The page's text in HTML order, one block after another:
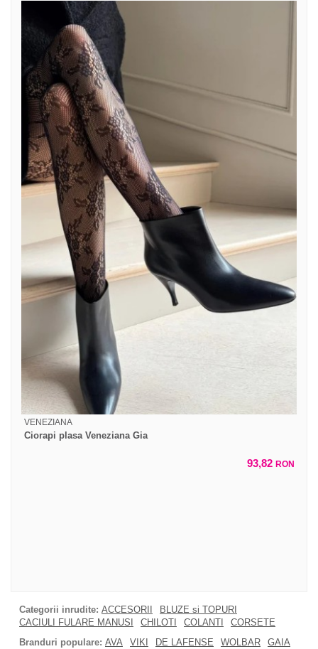
VENEZIANA
Ciorapi plasa Veneziana Gia
93,82 RON
Categorii inrudite: ACCESORII
BLUZE si TOPURI
CACIULI FULARE MANUSI
CHILOTI COLANTI
CORSETE
Branduri populare: AVA VIKI DE LAFENSE WOLBAR
GAIA